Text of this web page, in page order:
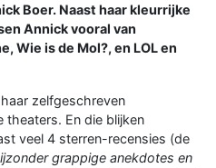
Boer. Naast haar kleurrijke
Annick vooral van
Wie is de Mol?, en LOL en
zelfgeschreven
theaters. En die blijken
veel 4 sterren-recensies (de
grappige anekdotes en